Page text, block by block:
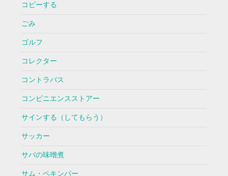
コピーする
ごみ
ゴルフ
コレクター
コントラバス
コンビニエンスストアー
サインする（してもらう）
サッカー
サバの味噌煮
サム・ペキンパー